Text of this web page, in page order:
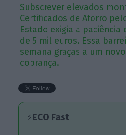
Subscrever elevados
Certificados de Aforro
Estado exigia a paciência
de 5 mil euros. Essa
semana graças a um
cobrança.
⚡ECO Fast